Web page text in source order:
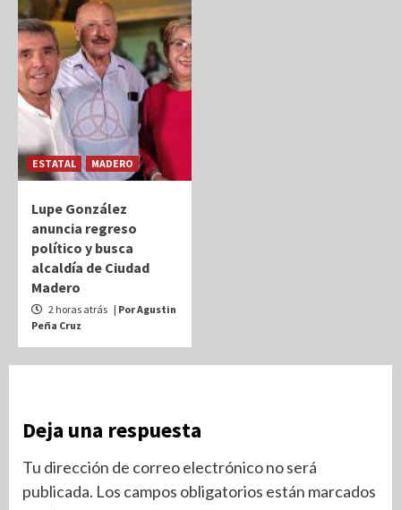
ESTATAL MADERO
Lupe González
anuncia regreso
político y busca
alcaldía de Ciudad
Madero
2 horas atrás | Por Agustin
Peña Cruz
Deja una respuesta
Tu dirección de correo electrónico no será
publicada. Los campos obligatorios están marcados